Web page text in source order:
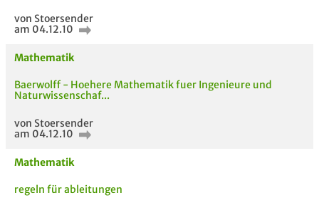
von Stoersender
am 04.12.10
Mathematik
Baerwolff - Hoehere Mathematik fuer Ingenieure und
Naturwissenschaf...
von Stoersender
am 04.12.10
Mathematik
regeln für ableitungen